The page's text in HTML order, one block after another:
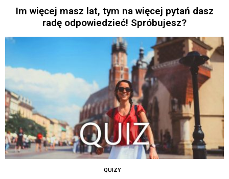
Im więcej masz lat, tym na więcej pytań dasz
radę odpowiedzieć! Spróbujesz?
QUIZY